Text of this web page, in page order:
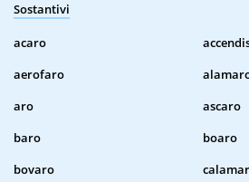
Sostantivi
acaro
aerofaro
aro
ascaro
baro
boaro
bovaro